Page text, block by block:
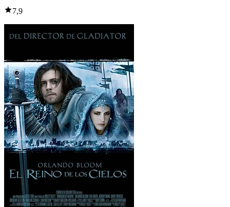
7,9